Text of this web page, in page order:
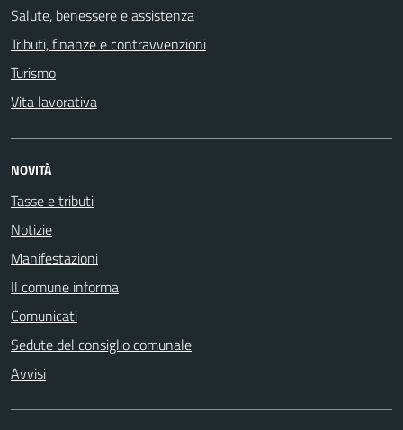
Salute, benessere e assistenza
Tributi, finanze e contravvenzioni
Turismo
Vita lavorativa
NOVITÀ
Tasse e tributi
Notizie
Manifestazioni
Il comune informa
Comunicati
Sedute del consiglio comunale
Avvisi